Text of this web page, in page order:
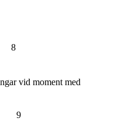
8
vid moment med
9